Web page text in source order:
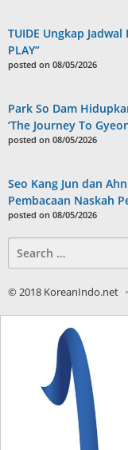
TUIDE Ungkap
PLAY”
posted on 08/05/2026
Park So Dam
‘The Journey To
posted on 08/05/2026
Seo Kang Jun dan
Pembacaan Naskah
posted on 08/05/2026
for:
© 2018 KoreanIndo.net